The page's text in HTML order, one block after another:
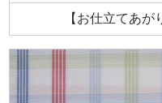
【お仕立てあが